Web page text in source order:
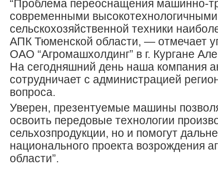
“Проблема переоснащения машинно-
современными
сельскохозяйственной техники
АПК Тюменской области, — отмечает
ОАО “Агромашхолдинг” в г. Кургане
На сегодняшний день наша компания
сотрудничает с администрацией
вопроса.
Уверен, презентуемые машины
освоить передовые технологии
сельхозпродукции, но и помогут
национального проекта возрождения
области”.